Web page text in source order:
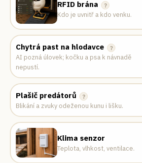
RFID brána ?
Kdo je uvnitř a kdo venku.
Chytrá past na hlodavce ?
AI pozná úlovek; kočku a psa k návnadě
nepustí.
Plašič predátorů ?
Blikání a zvuky odeženou kunu i lišku.
Klima senzor
Teplota, vlhkost, ventilace.